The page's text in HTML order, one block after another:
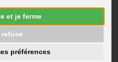
et je ferme
refuse
préférences